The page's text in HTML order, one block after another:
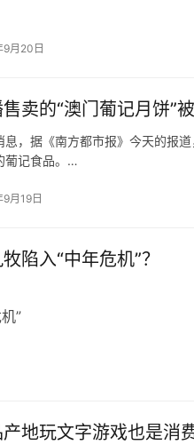
叠屏手机送到销售门店，由对方
月20日
卖的“澳门葡记月饼”
，据《南方都市报》今天的报
记食品。
葡记月饼”各平台的网店中，详
月19日
陷入“中年危机”？
”
达到1000亿元人民币。
发布的“2020福建省民营企
地玩文字游戏也是消